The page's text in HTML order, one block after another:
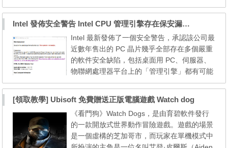
時提供sector-by-sector 技術，救援損壞的DV
D資料，將舊的DVD完整備份到新的碟片，避
免原版DVD嚴重損壞後，裡面的影片、資料永
久丟失的困擾。 WinXDVD 也有感恩好禮贈給
讀者。訪問下方限免網頁，填寫 E-mail 就能
免費取得WinX DVD Copy ...
Intel 發佈安全警告 Intel CPU 管理引擎存在保安漏洞 (Intel-SA-00086)
Intel 最新發佈了一個安全警告，承認該公司最
近數年售出的 PC 晶片幾乎全部存在多個嚴重
的軟件安全缺陷，包括桌面用 PC、伺服器、
物聯網處理器平台上的「管理引擎」都有可能
受到遠程攻擊，根據 Positive Technologies
hy 發現，最嚴重的漏洞讓遠程攻擊者可以在 2
015年以後的一系列基於 Intel 的平台包括多款
Intel Core 系列、Xeon 系列、Atom 系列、Ap
ollo Lake ...
[領取教學] Ubisoft 免費贈送正版電腦遊戲 Watch dog
《看門狗》Watch Dogs，是由育碧軟件發行
的一款開放式世界動作冒險遊戲。遊戲的場景
是一個虛構的芝加哥市，而玩家在單機模式中